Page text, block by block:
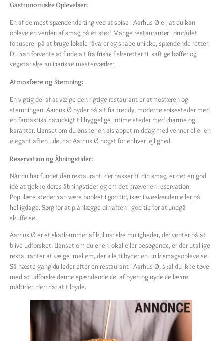
Gastronomiske Oplevelser:
En af de mest spændende ting ved at spise i Aarhus Ø er, at du kan
opleve en verden af ​​smag på ét sted. Mange restauranter i området
fokuserer på at bruge lokale råvarer og skabe unikke, spændende retter.
Du kan forvente at finde alt fra friske fiskeretter til saftige bøffer og
vegetariske kulinariske mesterværker.
Atmosfære og Stemning:
En vigtig del af at vælge den rigtige restaurant er atmosfæren og
stemningen. Aarhus Ø byder på alt fra trendy, moderne spisesteder med
en fantastisk havudsigt til hyggelige, intime steder med charme og
karakter. Uanset om du ønsker en afslappet middag med venner eller en
elegant aften ude, har Aarhus Ø noget for enhver lejlighed.
Reservation og Åbningstider:
Når du har fundet den restaurant, der passer til din smag, er det en god
idé at tjekke deres åbningstider og om det kræver en reservation.
Populære steder kan være booket i god tid, især i weekenden eller på
helligdage. Sørg for at planlægge din aften i god tid for at undgå
skuffelse.
Aarhus Ø er et skatkammer af kulinariske muligheder, der venter på at
blive udforsket. Uanset om du er en lokal eller besøgende, er der utallige
restauranter at vælge imellem, der alle tilbyder en unik smagsoplevelse.
Så næste gang du leder efter en restaurant i Aarhus Ø, skal du ikke tøve
med at udforske denne spændende del af byen og nyde de lækre
måltider, den har at tilbyde.